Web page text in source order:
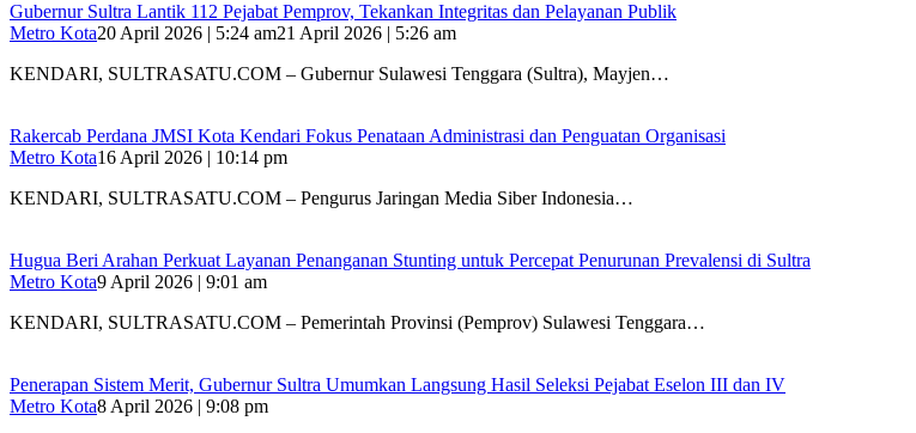
Gubernur Sultra Lantik 112 Pejabat Pemprov, Tekankan Integritas dan Pelayanan Publik
Metro Kota20 April 2026 | 5:24 am21 April 2026 | 5:26 am
KENDARI, SULTRASATU.COM – Gubernur Sulawesi Tenggara (Sultra), Mayjen…
Rakercab Perdana JMSI Kota Kendari Fokus Penataan Administrasi dan Penguatan Organisasi
Metro Kota16 April 2026 | 10:14 pm
KENDARI, SULTRASATU.COM – Pengurus Jaringan Media Siber Indonesia…
Hugua Beri Arahan Perkuat Layanan Penanganan Stunting untuk Percepat Penurunan Prevalensi di Sultra
Metro Kota9 April 2026 | 9:01 am
KENDARI, SULTRASATU.COM – Pemerintah Provinsi (Pemprov) Sulawesi Tenggara…
Penerapan Sistem Merit, Gubernur Sultra Umumkan Langsung Hasil Seleksi Pejabat Eselon III dan IV
Metro Kota8 April 2026 | 9:08 pm